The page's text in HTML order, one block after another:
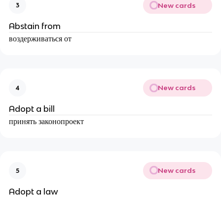
3 New cards
Abstain from
воздерживаться от
4 New cards
Adopt a bill
принять законопроект
5 New cards
Adopt a law